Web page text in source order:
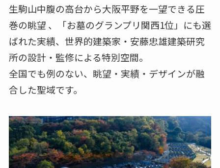
生駒山中腹の高台から大阪平野を一望できる圧
巻の眺望 、「お墓のグランプリ関西1位」にも選
ばれた実績、世界的建築家・安藤忠雄建築研究
所の設計・監修による特別空間。
全国でも例のない、眺望・実績・デザインが融
合した聖域です。